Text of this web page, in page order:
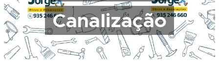
Canalização